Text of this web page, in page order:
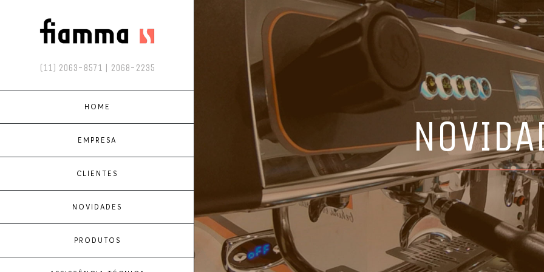
(11) 2063-8571 | 2068-2235
HOME
EMPRESA
CLIENTES
NOVIDADES
PRODUTOS